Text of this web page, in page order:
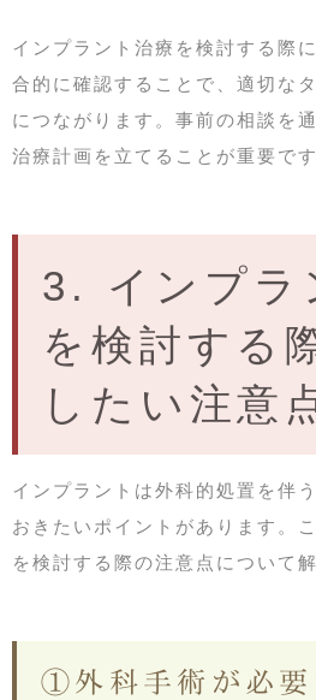
インプラント治療を検討する際
合的に確認することで、適切な
につながります。事前の相談を
治療計画を立てることが重要です
3. インプラ
を検討する
したい注意
インプラントは外科的処置を伴
おきたいポイントがあります。
を検討する際の注意点について
①外科手術が必要